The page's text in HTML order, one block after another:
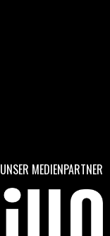
UNSER MEDIENPARTNER